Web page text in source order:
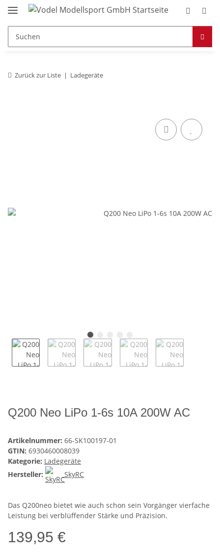
Zurück zur Liste Ladegeräte
Q200 Neo LiPo 1-6s 10A 200W AC
Artikelnummer: 66-SK100197-01
GTIN: 6930460008039
Kategorie: Ladegeräte
Hersteller:
SkyRC
Das Q200neo bietet wie auch schon sein Vorgänger vierfache
Leistung bei verblüffender Stärke und Präzision.
139,95 €